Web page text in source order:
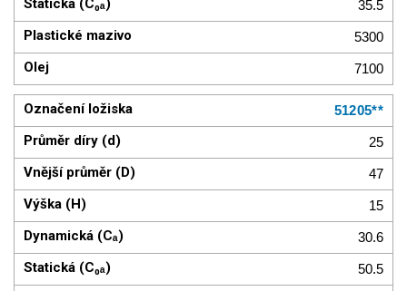
35.5
5300
7100
51205**
25
47
15
30.6
50.5